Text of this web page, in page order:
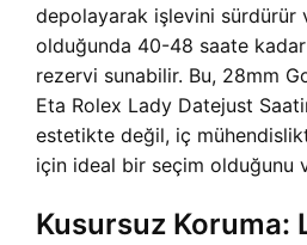
depolayarak işlevini sürdürür
olduğunda 40-48 saate
rezervi sunabilir. Bu, 28mm
Eta Rolex Lady Datejust
estetikte değil, iç
için ideal bir seçim olduğunu
Kusursuz Koruma: